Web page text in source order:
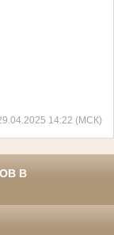
14:22 (МСК)
В